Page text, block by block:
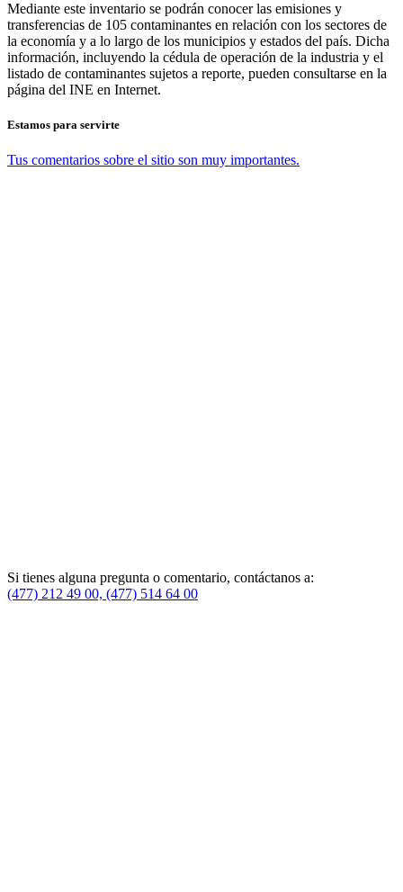
Mediante este inventario se podrán conocer las emisiones y
transferencias de 105 contaminantes en relación con los sectores de
la economía y a lo largo de los municipios y estados del país. Dicha
información, incluyendo la cédula de operación de la industria y el
listado de contaminantes sujetos a reporte, pueden consultarse en la
página del INE en Internet.
Estamos para servirte
Tus comentarios sobre el sitio son muy importantes.
Si tienes alguna pregunta o comentario, contáctanos a:
(477) 212 49 00, (477) 514 64 00